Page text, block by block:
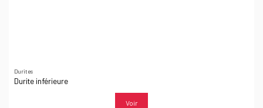
Durites
Durite inférieure
Voir